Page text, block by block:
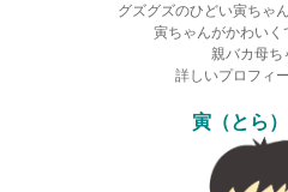
グズグズのひどい寅ちゃ
寅ちゃんがかわいく
親バカ母ち
詳しいプロフィ
寅（とら